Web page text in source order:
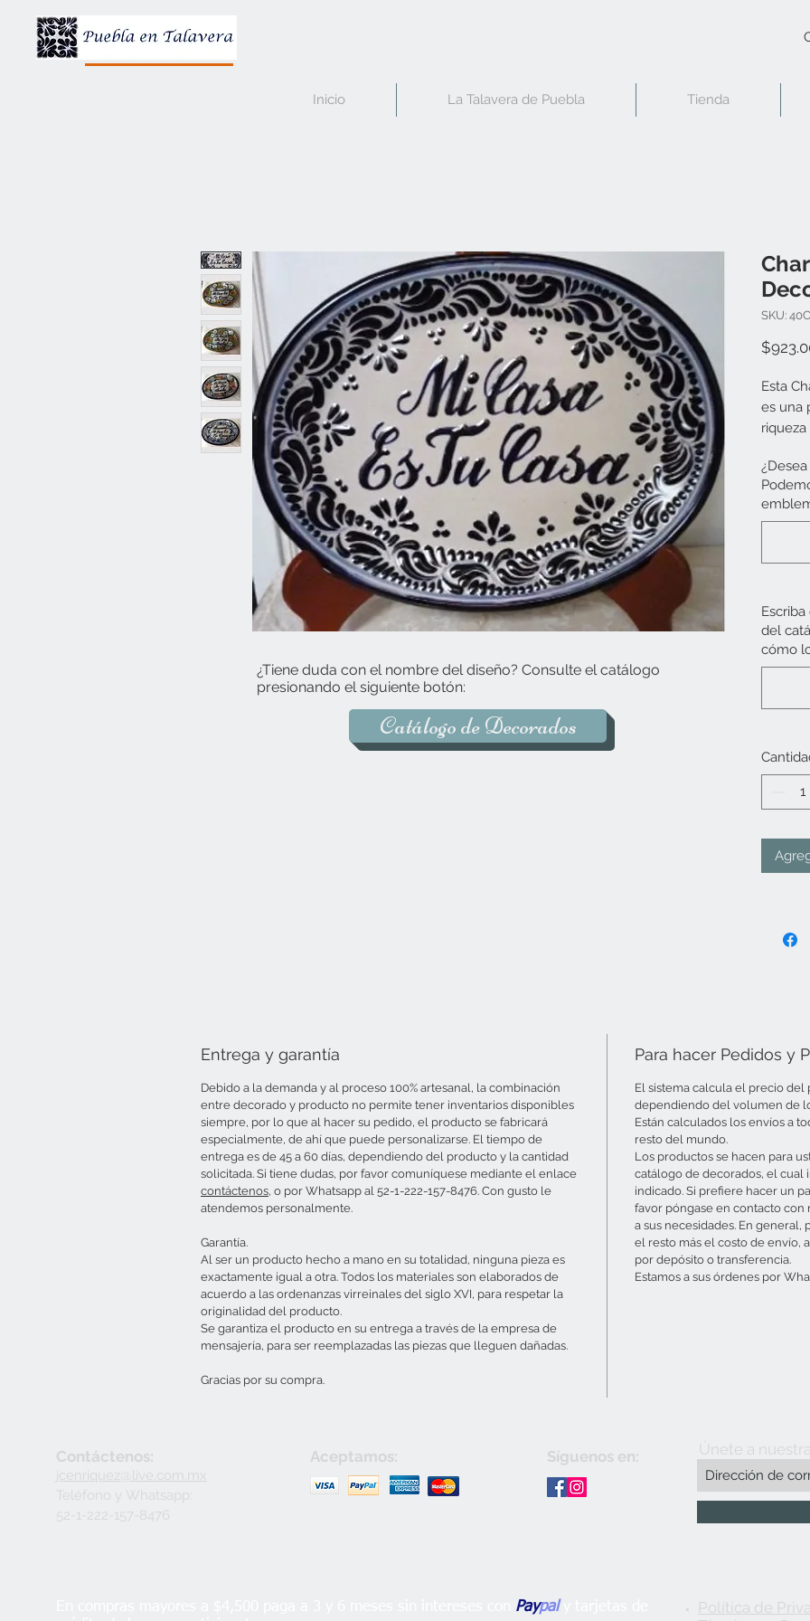
Inicio La Talavera de Puebla Tienda
SKU:
Esta
es una
parte
puede
para
del
cómo
Entrega y garantía
Debido a la demanda y al proceso 100% artesanal, la combinación
entre decorado y producto no permite tener inventarios disponibles
siempre, por lo que al hacer su pedido, el producto se fabricará
especialmente, de ahí que puede personalizarse. El tiempo de
entrega es de 45 a 60 días, dependiendo del producto y la cantidad
solicitada. Si tiene dudas, por favor comuníquese mediante el enlace
contáctenos, o por Whatsapp al 52-1-222-157-8476. Con gusto le
atendemos personalmente.
Garantía.
Al ser un producto hecho a mano en su totalidad, ninguna pieza es
exactamente igual a otra. Todos los materiales son elaborados de
acuerdo a las ordenanzas virreinales del siglo XVI, para respetar la
originalidad del producto.
Se garantiza el producto en su entrega a través de la empresa de
mensajería, para ser reemplazadas las piezas que lleguen dañadas.
Gracias por su compra.
Para hacer Pedidos y
El sistema calcula el precio
dependiendo del volumen de
Están calculados los envíos a
resto del mundo.
Los productos se hacen para
catálogo de decorados, el cual
indicado. Si prefiere hacer un
favor póngase en contacto con
a sus necesidades. En general,
el resto más el costo de envío,
por depósito o transferencia.
Estamos a sus órdenes por
¿Tiene duda con el nombre del diseño? Consulte el catálogo
presionando el siguiente botón:
Catálogo de Decorados
Contáctenos:
jcenriquez@live.com.mx
Teléfono y
Whatsapp:
52-1-222-157-8476
Aceptamos: Síguenos en: Únete a
Paypal
Política de